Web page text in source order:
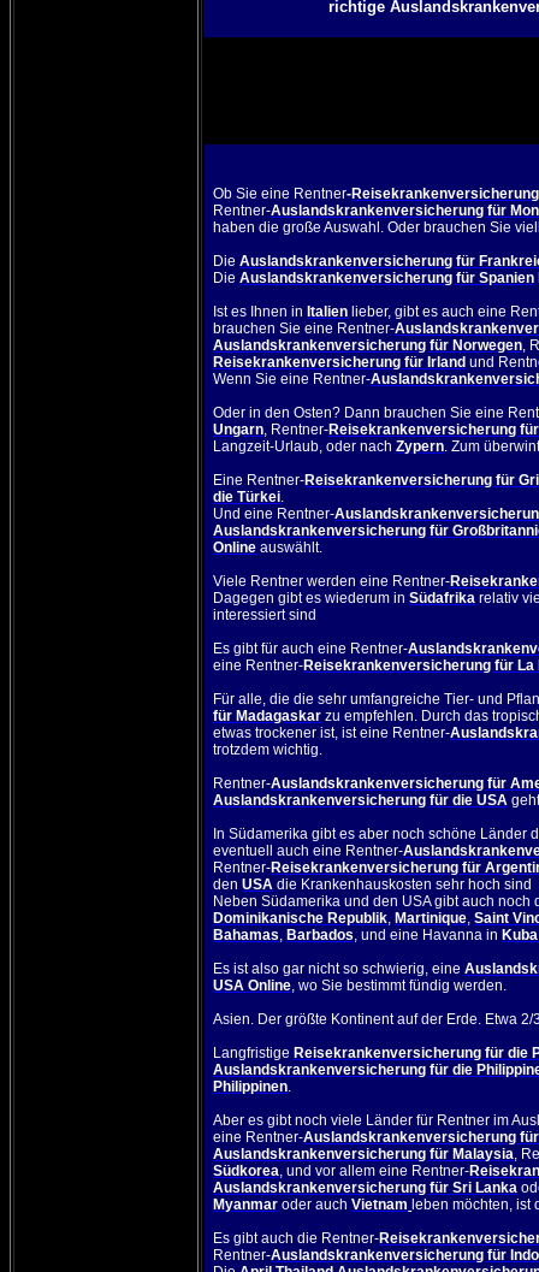
richtige
Ob Sie eine Rentner-
Rentner-Auslandskrankenversicherung für
haben die große Auswahl. Oder brauchen Sie
DieAuslandskrankenversicherung für
Die Auslandskrankenversicherung für Spanien
Ist es Ihnen in Italien lieber, gibt es auch eine
brauchen Sie eine Rentner-
Auslandskrankenversicherung für Norwegen,
Reisekrankenversicherung für Irland und
Wenn Sie eine Rentner-
Oder in den Osten? Dann brauchen Sie eine
Ungarn, Rentner-Reisekrankenversicherung
Langzeit-Urlaub, oder nachZypern. Zum
Eine Rentner-Reisekrankenversicherung für
die Türkei.
Und eine Rentner-
Auslandskrankenversicherung für
Online auswählt.
Viele Rentner werden eine Rentner-
Dagegen gibt es wiederum inSüdafrika relativ
interessiert sind
Es gibt für auch eine Rentner-
eine Rentner-Reisekrankenversicherung für La
Für alle, die die sehr umfangreiche Tier- und
für Madagaskar zu empfehlen. Durch das
etwas trockener ist, ist eine Rentner-
trotzdem wichtig.
Rentner-Auslandskrankenversicherung für
Auslandskrankenversicherung für die USA
In Südamerika gibt es aber noch schöne Länder
eventuell auch eine Rentner-
Rentner-Reisekrankenversicherung für
denUSA die Krankenhauskosten sehr hoch sind
Neben Südamerika und den USA gibt auch
Dominikanische Republik, Martinique,Saint
Bahamas, Barbados, und eine Havanna in Kuba
Es ist also gar nicht so schwierig, eine
USA Online, wo Sie bestimmt fündig werden.
Asien. Der größte Kontinent auf der Erde. Etwa
Langfristige Reisekrankenversicherung für die
Auslandskrankenversicherung für die
Philippinen.
Aber es gibt noch viele Länder für Rentner im
eine Rentner-Auslandskrankenversicherung für
Auslandskrankenversicherung für Malaysia,
Südkorea,und vor allem eine Rentner-
Auslandskrankenversicherung für Sri Lanka
Myanmar oder auchVietnam leben möchten, ist
Es gibt auch die Rentner-
Rentner-Auslandskrankenversicherung für